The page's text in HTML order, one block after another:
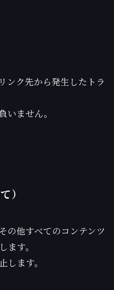
ンク先から発生したトラ
いません。
）
の他すべてのコンテンツ
ます。
します。